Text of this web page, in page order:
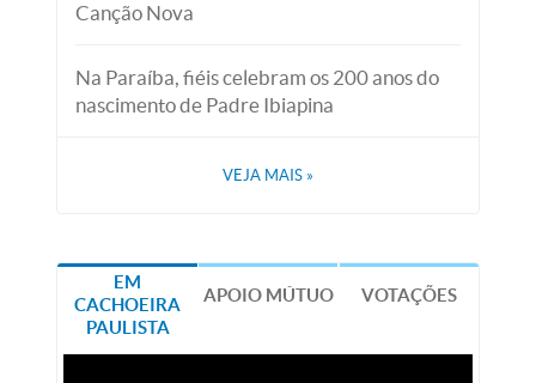
Canção Nova
Na Paraíba, fiéis celebram os 200 anos do
nascimento de Padre Ibiapina
VEJA MAIS »
EM
CACHOEIRA
PAULISTA
APOIO MÚTUO VOTAÇÕES